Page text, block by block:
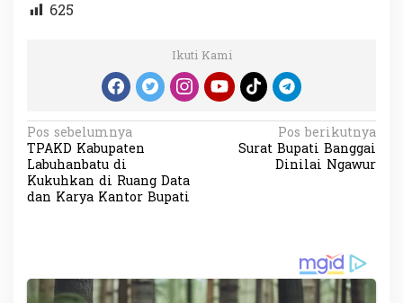
625
Ikuti Kami
N
a
v
s
Pos sebelumnya
TPAKD Kabupaten
Labuhanbatu di
Kukuhkan di Ruang Data
dan Karya Kantor Bupati
Pos berikutnya
Surat Bupati Banggai
Dinilai Ngawur